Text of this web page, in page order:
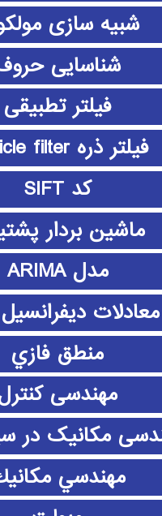
شبیه سازی
شناسایی
فیلتر تطبیقی
فیلتر ذره particle filter
کد SIFT
ماشین بردار
مدل ARIMA
معادلات دیفرانسیل ODE
منطق فازي
مهندسی
مکانیک در
مهندسي